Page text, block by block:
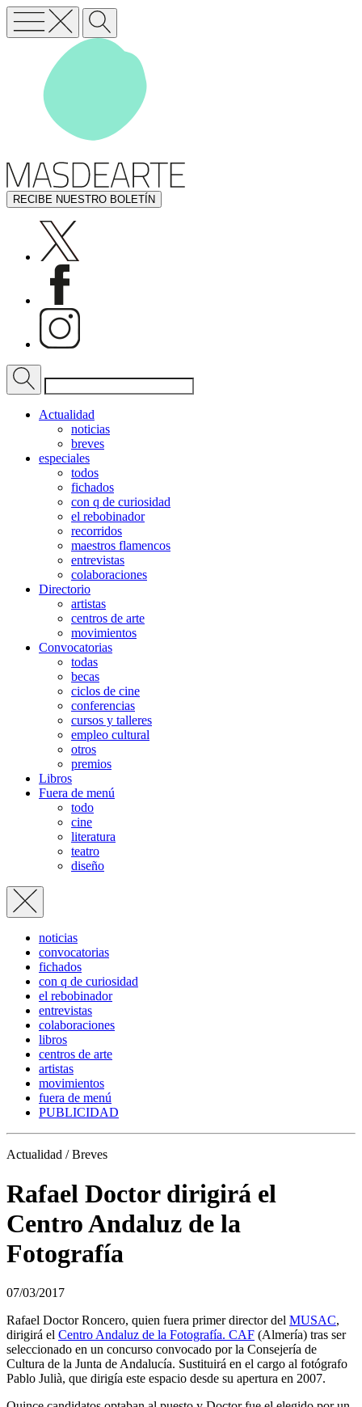
RECIBE NUESTRO BOLETÍN
Actualidad
noticias
breves
especiales
todos
fichados
con q de curiosidad
el rebobinador
recorridos
maestros flamencos
entrevistas
colaboraciones
Directorio
artistas
centros de arte
movimientos
Convocatorias
todas
becas
ciclos de cine
conferencias
cursos y talleres
empleo cultural
otros
premios
Libros
Fuera de menú
todo
cine
literatura
teatro
diseño
noticias
convocatorias
fichados
con q de curiosidad
el rebobinador
entrevistas
colaboraciones
libros
centros de arte
artistas
movimientos
fuera de menú
PUBLICIDAD
Actualidad / Breves
Rafael Doctor dirigirá el
Centro Andaluz de la
Fotografía
07/03/2017
Rafael Doctor Roncero, quien fuera primer director del MUSAC,
dirigirá el Centro Andaluz de la Fotografía. CAF (Almería) tras ser
seleccionado en un concurso convocado por la Consejería de
Cultura de la Junta de Andalucía. Sustituirá en el cargo al fotógrafo
Pablo Julià, que dirigía este espacio desde su apertura en 2007.